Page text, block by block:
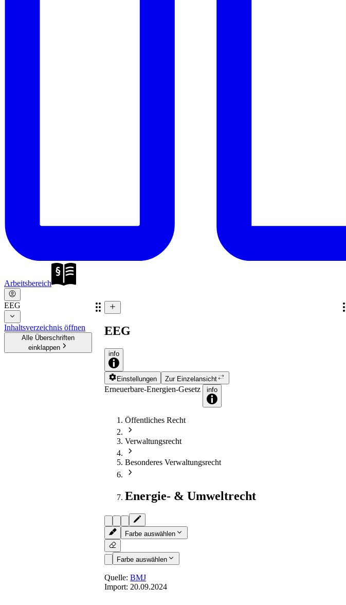
Arbeitsbereich
EEG
Inhaltsverzeichnis öffnen
Alle Überschriften
einklappen
EEG
info
Einstellungen Zur Einzelansicht
Erneuerbare-Energien-Gesetz info
Öffentliches Recht
Verwaltungsrecht
Besonderes Verwaltungsrecht
Energie- & Umweltrecht
Farbe auswählen
Farbe auswählen
Quelle:BMJ
Import: 20.09.2024